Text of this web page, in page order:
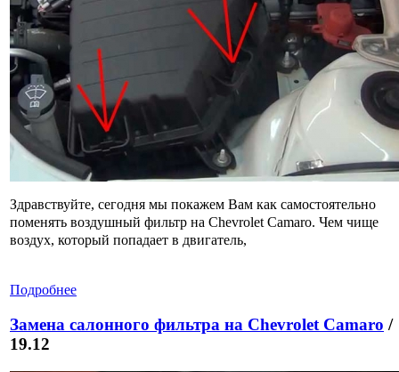
Здравствуйте, сегодня мы покажем Вам как самостоятельно
поменять воздушный фильтр на Chevrolet Camaro. Чем чище
воздух, который попадает в двигатель,
Подробнее
Замена салонного фильтра на Chevrolet Camaro /
19.12